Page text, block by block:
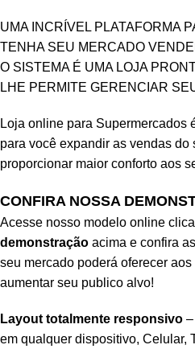
UMA INCRÍVEL PLATAFORMA
TENHA SEU MERCADO
O SISTEMA É UMA LOJA
LHE PERMITE GERENCIAR
Loja online para Supermercados
para você expandir as vendas do
proporcionar maior conforto aos
CONFIRA NOSSA
Acesse nosso modelo online
demonstração acima e confira
seu mercado poderá oferecer
aumentar seu publico alvo!
Layout totalmente responsivo –
em qualquer dispositivo, Celular,